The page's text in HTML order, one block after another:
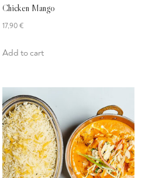
Chicken Mango
17,90€
Add to cart